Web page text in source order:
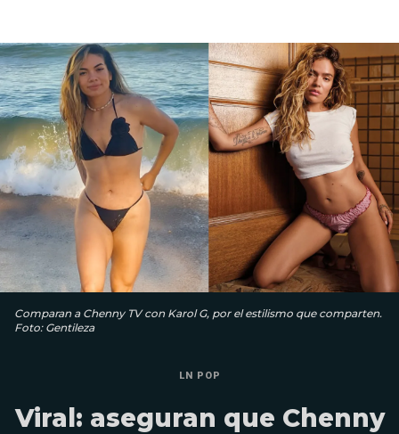
Comparan a Chenny TV con Karol G, por el estilismo que comparten.
Foto: Gentileza
LN POP
Viral: aseguran que Chenny